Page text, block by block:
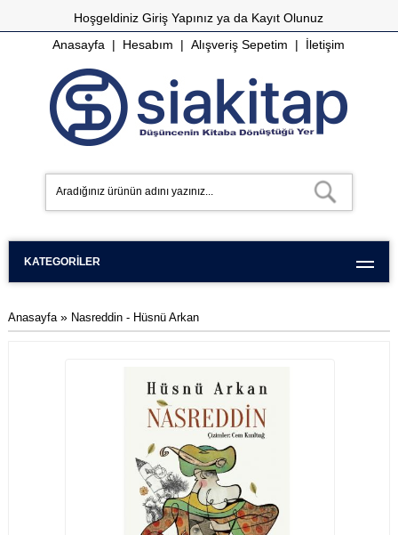
HoşgeldinizGiriş Yapınız ya da Kayıt Olunuz
Anasayfa | Hesabım |Alışveriş Sepetim | İletişim
KATEGORILER
Anasayfa » Nasreddin - Hüsnü Arkan